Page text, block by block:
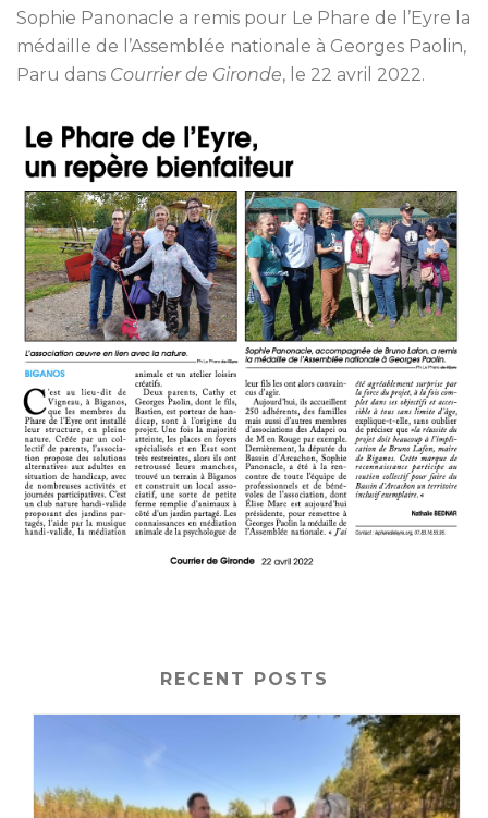
Sophie Panonacle a remis pour Le Phare de l’Eyre la
médaille de l’Assemblée nationale à Georges Paolin,
Paru dans Courrier de Gironde, le 22 avril 2022.
RECENT POSTS